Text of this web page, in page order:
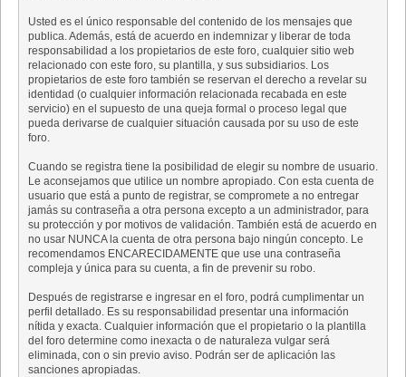
Usted es el único responsable del contenido de los mensajes que
publica. Además, está de acuerdo en indemnizar y liberar de toda
responsabilidad a los propietarios de este foro, cualquier sitio web
relacionado con este foro, su plantilla, y sus subsidiarios. Los
propietarios de este foro también se reservan el derecho a revelar su
identidad (o cualquier información relacionada recabada en este
servicio) en el supuesto de una queja formal o proceso legal que
pueda derivarse de cualquier situación causada por su uso de este
foro.
Cuando se registra tiene la posibilidad de elegir su nombre de usuario.
Le aconsejamos que utilice un nombre apropiado. Con esta cuenta de
usuario que está a punto de registrar, se compromete a no entregar
jamás su contraseña a otra persona excepto a un administrador, para
su protección y por motivos de validación. También está de acuerdo en
no usar NUNCA la cuenta de otra persona bajo ningún concepto. Le
recomendamos ENCARECIDAMENTE que use una contraseña
compleja y única para su cuenta, a fin de prevenir su robo.
Después de registrarse e ingresar en el foro, podrá cumplimentar un
perfil detallado. Es su responsabilidad presentar una información
nítida y exacta. Cualquier información que el propietario o la plantilla
del foro determine como inexacta o de naturaleza vulgar será
eliminada, con o sin previo aviso. Podrán ser de aplicación las
sanciones apropiadas.